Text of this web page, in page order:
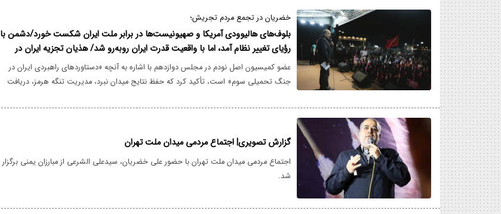
خضریان در تجمع مردم تجریش؛
بلوف‌های هالیوودی آمریکا و صهیونیست‌ها در برابر ملت ایران شکست خورد/دشمن با
رؤیای تغییر نظام آمد، اما با واقعیت قدرت ایران روبه‌رو شد/ هذیان تجزیه ایران در
میدان واقعیت فروپاشید
عضو کمیسیون اصل نودم در مجلس دوازدهم با اشاره به آنچه «دستاوردهای راهبردی ایران در
جنگ تحمیلی سوم» است، تأکید کرد که حفظ نتایج میدان نبرد، مدیریت تنگه هرمز، دریافت
مذاکره‌کنندگان کشور قرار گیرد.
گزارش تصویری| اجتماع مردمی میدان ملت تهران
اجتماع مردمی میدان ملت تهران با حضور علی خضریان، سیدعلی الشرعی از مبارزان یمنی برگزار
شد.